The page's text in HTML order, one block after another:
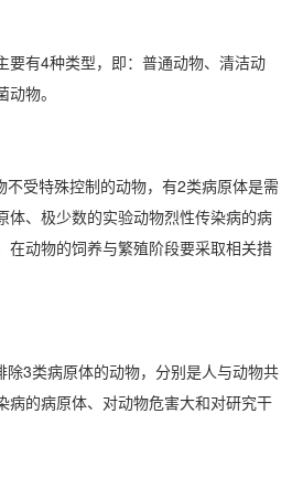
有4种类型，即：普通动物、清洁动
物。
受特殊控制的动物，有2类病原体是需
体、极少数的实验动物烈性传染病的病
在动物的饲养与繁殖阶段要采取相关措
3类病原体的动物，分别是人与动物共
病的病原体、对动物危害大和对研究干